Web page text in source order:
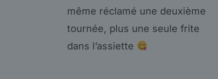
même réclamé une deuxième
tournée, plus une seule frite
dans l’assiette